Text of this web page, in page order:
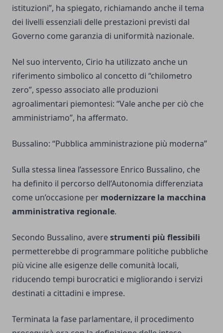
istituzioni”, ha spiegato, richiamando anche il tema
dei livelli essenziali delle prestazioni previsti dal
Governo come garanzia di uniformità nazionale.
Nel suo intervento, Cirio ha utilizzato anche un
riferimento simbolico al concetto di “chilometro
zero”, spesso associato alle produzioni
agroalimentari piemontesi: “Vale anche per ciò che
amministriamo”, ha affermato.
Bussalino: “Pubblica amministrazione più moderna”
Sulla stessa linea l’assessore Enrico Bussalino, che
ha definito il percorso dell’Autonomia differenziata
come un’occasione per modernizzare la macchina
amministrativa regionale.
Secondo Bussalino, averestrumenti più flessibili
permetterebbe di programmare politiche pubbliche
più vicine alle esigenze delle comunità locali,
riducendo tempi burocratici e migliorando i servizi
destinati a cittadini e imprese.
Terminata la fase parlamentare, il procedimento